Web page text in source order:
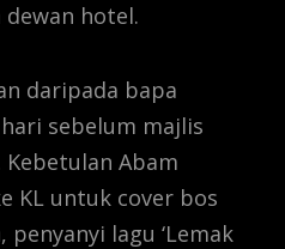
hotel.
daripada bapa
sebelum majlis
Abam
KL untuk cover bos
penyanyi lagu ‘Lemak